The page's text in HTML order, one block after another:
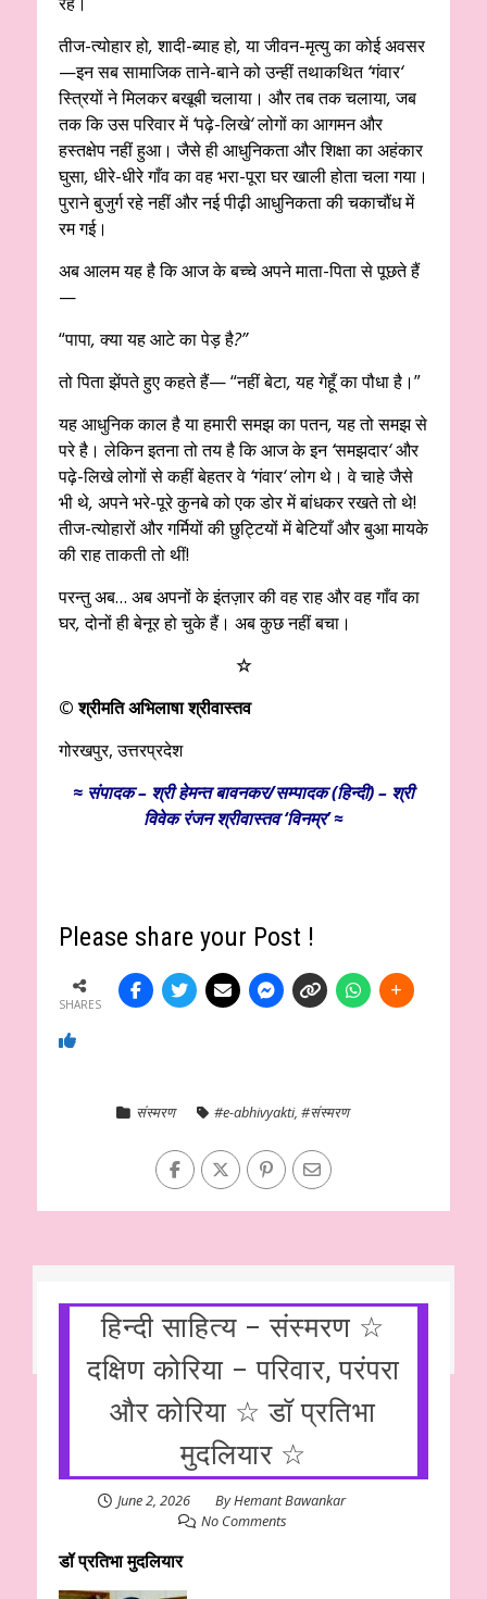
तीज-त्योहार हो,शादी-ब्याह हो,या जीवन-मृत्यु का कोई अवसर
—इन सब सामाजिक ताने-बाने को उन्हीं तथाकथित‘गंवार‘
स्त्रियों ने मिलकर बखूबी चलाया। और तब तक चलाया,जब
तक कि उस परिवार में‘पढ़े-लिखे‘लोगों का आगमन और
हस्तक्षेप नहीं हुआ। जैसे ही आधुनिकता और शिक्षा का अहंकार
घुसा, धीरे-धीरे गाँव का वह भरा-पूरा घर खाली होता चला गया।
पुराने बुजुर्ग रहे नहीं और नई पीढ़ी आधुनिकता की चकाचौंध में
रम गई।
अब आलम यह है कि आज के बच्चे अपने माता-पिता से पूछते हैं
—
“पापा,क्या यह आटे का पेड़ है?”
तो पिता झेंपते हुए कहते हैं— “नहीं बेटा,यह गेहूँ का पौधा है।”
यह आधुनिक काल है या हमारी समझ का पतन,यह तो समझ से
परे है। लेकिन इतना तो तय है कि आज के इन‘समझदार‘और
पढ़े-लिखे लोगों से कहीं बेहतर वे ‘गंवार‘लोग थे। वे चाहे जैसे
भी थे, अपने भरे-पूरे कुनबे को एक डोर में बांधकर रखते तो थे!
तीज-त्योहारों और गर्मियों की छुट्टियों में बेटियाँ और बुआ मायके
की राह ताकती तो थीं!
परन्तु अब… अब अपनों के इंतज़ार की वह राह और वह गाँव का
घर,दोनों ही बेनूर हो चुके हैं। अब कुछ नहीं बचा।
☆
©श्रीमति अभिलाषा श्रीवास्तव
गोरखपुर, उत्तरप्रदेश
≈ संपादक – श्री हेमन्त बावनकर/सम्पादक (हिन्दी) – श्री
विवेक रंजन श्रीवास्तव ‘विनम्र’ ≈
Please share your Post !
SHARES
संस्मरण #e-abhivyakti, #संस्मरण
हिन्दी साहित्य – संस्मरण ☆
दक्षिण कोरिया – परिवार, परंपरा
और कोरिया ☆ डॉ प्रतिभा
मुदलियार ☆
June 2, 2026 ByHemant Bawankar
No Comments
डॉ प्रतिभा मुदलियार